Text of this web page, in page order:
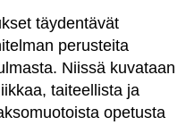
täydentävät
perusteita
Niissä kuvataan
taiteellista ja
opetusta